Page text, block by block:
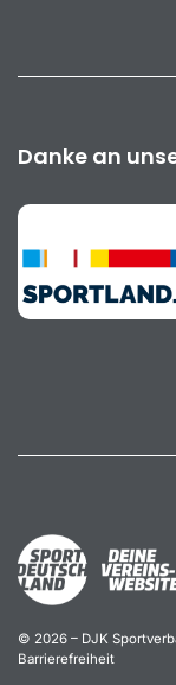
Danke an
© 2026 – DJK
Barrierefreiheit